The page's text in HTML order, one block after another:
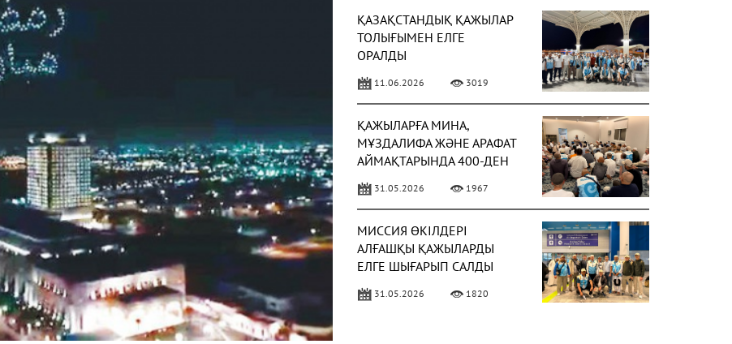
ҚАЗАҚСТАНДЫҚ ҚАЖЫЛАР
ТОЛЫҒЫМЕН ЕЛГЕ
ОРАЛДЫ
11.06.2026 3019
ҚАЖЫЛАРҒА МИНА,
МҰЗДАЛИФА ЖӘНЕ АРАФАТ
АЙМАҚТАРЫНДА 400-ДЕН
ЖҮРГІЗІЛДІ
31.05.2026 1967
МИССИЯ ӨКІЛДЕРІ
АЛҒАШҚЫ ҚАЖЫЛАРДЫ
ЕЛГЕ ШЫҒАРЫП САЛДЫ
31.05.2026 1820